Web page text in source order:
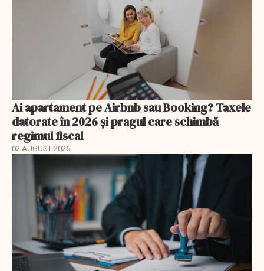
Ai apartament pe Airbnb sau Booking? Taxele
datorate în 2026 și pragul care schimbă
regimul fiscal
02 AUGUST 2026